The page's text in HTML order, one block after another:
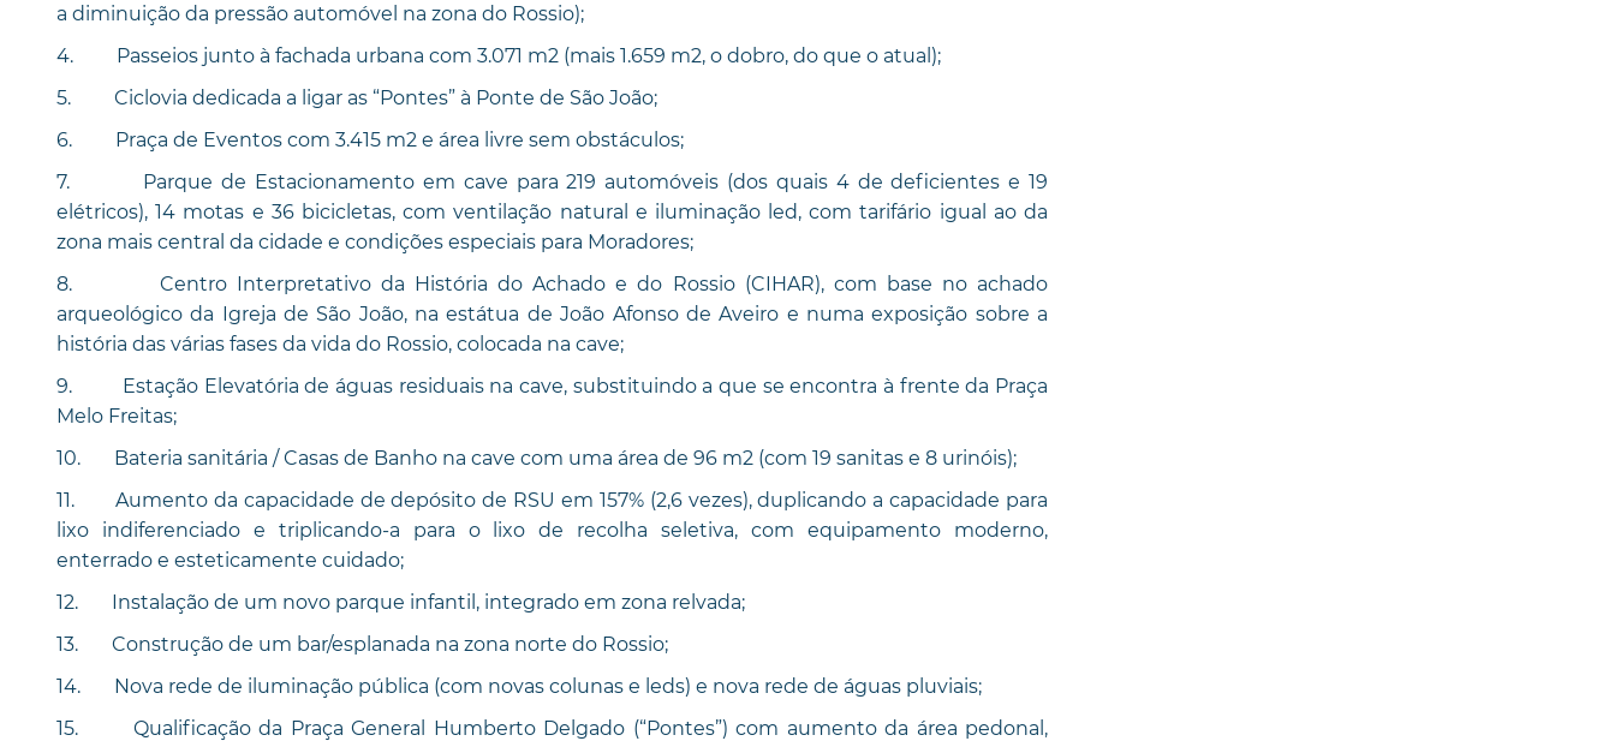
a diminuição da pressão automóvel na zona do Rossio);
4. Passeios junto à fachada urbana com 3.071 m2 (mais 1.659 m2, o dobro, do que o atual);
5. Ciclovia dedicada a ligar as “Pontes” à Ponte de São João;
6. Praça de Eventos com 3.415 m2 e área livre sem obstáculos;
7. Parque de Estacionamento em cave para 219 automóveis (dos quais 4 de deficientes e 19
elétricos), 14 motas e 36 bicicletas, com ventilação natural e iluminação led, com tarifário igual ao da
zona mais central da cidade e condições especiais para Moradores;
8. Centro Interpretativo da História do Achado e do Rossio (CIHAR), com base no achado
arqueológico da Igreja de São João, na estátua de João Afonso de Aveiro e numa exposição sobre a
história das várias fases da vida do Rossio, colocada na cave;
9. Estação Elevatória de águas residuais na cave, substituindo a que se encontra à frente da Praça
Melo Freitas;
10. Bateria sanitária / Casas de Banho na cave com uma área de 96 m2 (com 19 sanitas e 8 urinóis);
11. Aumento da capacidade de depósito de RSU em 157% (2,6 vezes), duplicando a capacidade para
lixo indiferenciado e triplicando-a para o lixo de recolha seletiva, com equipamento moderno,
enterrado e esteticamente cuidado;
12. Instalação de um novo parque infantil, integrado em zona relvada;
13. Construção de um bar/esplanada na zona norte do Rossio;
14. Nova rede de iluminação pública (com novas colunas e leds) e nova rede de águas pluviais;
15. Qualificação da Praça General Humberto Delgado (“Pontes”) com aumento da área pedonal,